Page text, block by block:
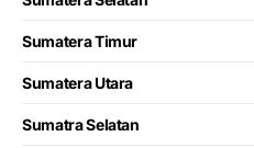
Sumatera Timur
Sumatera Utara
Sumatra Selatan